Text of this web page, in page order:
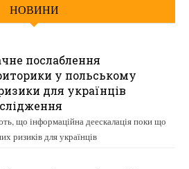
НОВИНИ
послаблення
у польському
для українців
що інформаційна деескалація поки що
ризиків для українців